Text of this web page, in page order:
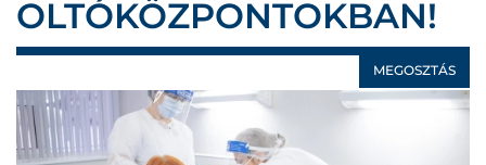
OLTÓKÖZPONTOKBAN!
MEGOSZTÁS